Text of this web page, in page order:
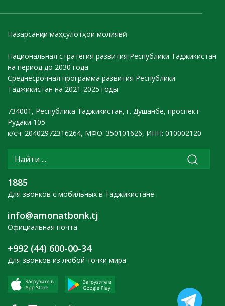
Назарсанҷии маҳсулотҳои молиявӣ
Национальная стратегия развития Республики Таджикистан
на период до 2030 года
Среднесрочная программа развития Республики
Таджикистан на 2021-2025 годы
734001, Республика Таджикистан, г. Душанбе, проспект
Рудаки 105
к/сч: 20402972316264, МФО: 350101626, ИНН: 010002120
1885
Для звонков с мобильных в Таджикистане
info@amonatbonk.tj
Официальная почта
+992 (44) 600-00-34
Для звонков из любой точки мира